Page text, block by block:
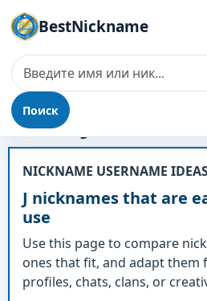
BestNickname
Поиск
Ник - J
NICKNAME USERNAME
J nicknames that are
use
Use this page to compare
ones that fit, and adapt them
profiles, chats, clans, or